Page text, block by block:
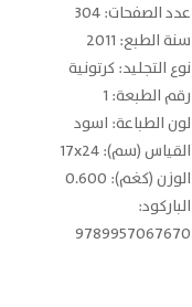
عدد الصفحات: 304
سنة الطبع: 2011
نوع التجليد: كرتونية
رقم الطبعة: 1
لون الطباعة: اسود
القياس (سم): 17x24
الوزن (كغم): 0.600
الباركود:
9789957067670